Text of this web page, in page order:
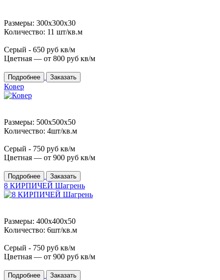
Размеры: 300x300x30
Количество: 11 шт/кв.м
Серый - 650 руб кв/м
Цветная — от 800 руб кв/м
Подробнее Заказать
Ковер
Размеры: 500x500x50
Количество: 4шт/кв.м
Серый - 750 руб кв/м
Цветная — от 900 руб кв/м
Подробнее Заказать
8 КИРПИЧЕЙ Шагрень
Размеры: 400x400x50
Количество: 6шт/кв.м
Серый - 750 руб кв/м
Цветная — от 900 руб кв/м
Подробнее Заказать